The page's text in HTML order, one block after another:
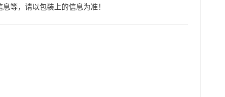
等，请以包装上的信息为准！